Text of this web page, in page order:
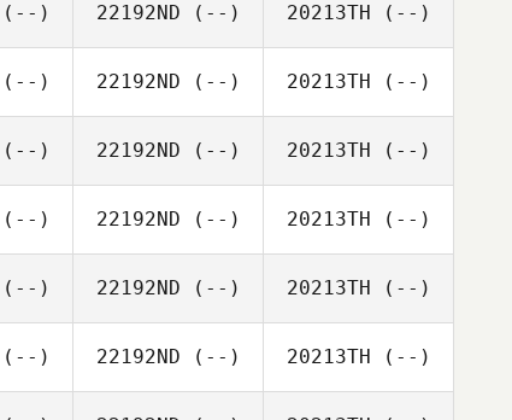
(--) 22192ND (--) 20213TH (--)
(--) 22192ND (--) 20213TH (--)
(--) 22192ND (--) 20213TH (--)
(--) 22192ND (--) 20213TH (--)
(--) 22192ND (--) 20213TH (--)
(--) 22192ND (--) 20213TH (--)